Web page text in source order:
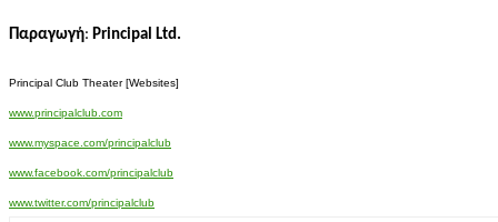
Παραγωγή: Principal Ltd.
Principal Club Theater [Websites]
www.principalclub.com
www.myspace.com/principalclub
www.facebook.com/principalclub
www.twitter.com/principalclub